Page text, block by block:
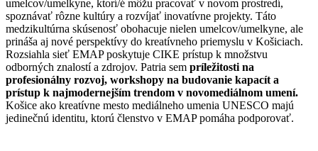
umelcov/umelkyne, ktorí/é môžu pracovať v novom prostredí,
spoznávať rôzne kultúry a rozvíjať inovatívne projekty. Táto
medzikultúrna skúsenosť obohacuje nielen umelcov/umelkyne, ale
prináša aj nové perspektívy do kreatívneho priemyslu v Košiciach.
Rozsiahla sieť EMAP poskytuje CIKE prístup k množstvu
odborných znalostí a zdrojov. Patria sem príležitosti na
profesionálny rozvoj, workshopy na budovanie kapacít a
prístup k najmodernejším trendom v novomediálnom umení.
Košice ako kreatívne mesto mediálneho umenia UNESCO majú
jedinečnú identitu, ktorú členstvo v EMAP pomáha podporovať.